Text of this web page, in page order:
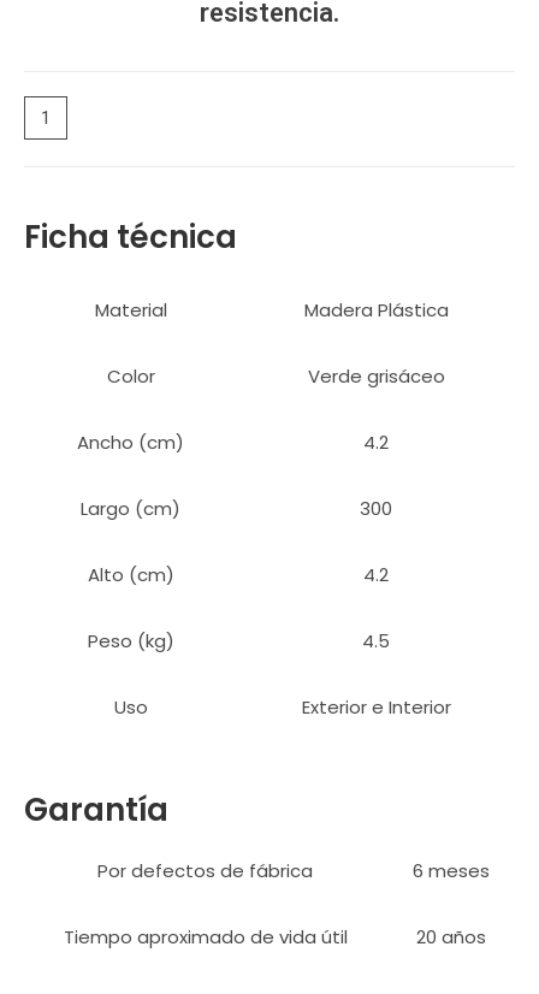
resistencia.
Ficha técnica
Material Madera Plástica
Color Verde grisáceo
Ancho (cm) 4.2
Largo (cm) 300
Alto (cm) 4.2
Peso (kg) 4.5
Uso Exterior e Interior
Garantía
Por defectos de fábrica 6 meses
Tiempo aproximado de vida útil 20 años